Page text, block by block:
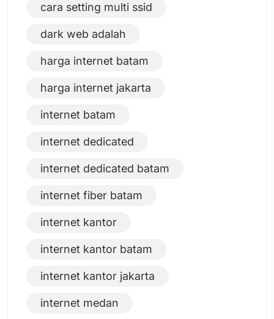
cara setting multi ssid
dark web adalah
harga internet batam
harga internet jakarta
internet batam
internet dedicated
internet dedicated batam
internet fiber batam
internet kantor
internet kantor batam
internet kantor jakarta
internet medan